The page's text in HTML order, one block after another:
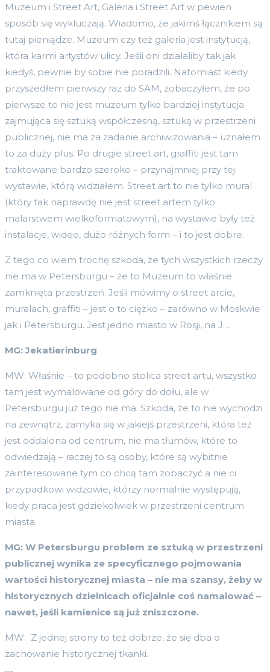
Muzeum i Street Art, Galeria i Street Art w pewien
sposób się wykluczają. Wiadomo, że jakimś łącznikiem są
tutaj pieniądze. Muzeum czy też galeria jest instytucją,
która karmi artystów ulicy. Jeśli oni działaliby tak jak
kiedyś, pewnie by sobie nie poradzili. Natomiast kiedy
przyszedłem pierwszy raz do SAM, zobaczyłem, że po
pierwsze to nie jest muzeum tylko bardziej instytucja
zajmująca się sztuką współczesną, sztuką w przestrzeni
publicznej, nie ma za zadanie archiwizowania – uznałem
to za duży plus. Po drugie street art, graffiti jest tam
traktowane bardzo szeroko – przynajmniej przy tej
wystawie, którą widziałem. Street art to nie tylko mural
(który tak naprawdę nie jest street artem tylko
malarstwem wielkoformatowym), na wystawie były też
instalacje, wideo, dużo różnych form – i to jest dobre.
Z tego co wiem trochę szkoda, że tych wszystkich rzeczy
nie ma w Petersburgu – że to Muzeum to właśnie
zamknięta przestrzeń. Jeśli mówimy o street arcie,
muralach, graffiti – jest o to ciężko – zarówno w Moskwie
jak i Petersburgu. Jest jedno miasto w Rosji, na J…
MG: Jekatierinburg
MW: Właśnie – to podobno stolica street artu, wszystko
tam jest wymalowane od góry do dołu, ale w
Petersburgu już tego nie ma. Szkoda, że to nie wychodzi
na zewnątrz, zamyka się w jakiejś przestrzeni, która też
jest oddalona od centrum, nie ma tłumów, które to
odwiedzają – raczej to są osoby, które są wybitnie
zainteresowane tym co chcą tam zobaczyć a nie ci
przypadkowi widzowie, którzy normalnie występują,
kiedy praca jest gdziekolwiek w przestrzeni centrum
miasta.
MG: W Petersburgu problem ze sztuką w przestrzeni
publicznej wynika ze specyficznego pojmowania
wartości historycznej miasta – nie ma szansy, żeby w
historycznych dzielnicach oficjalnie coś namalować –
nawet, jeśli kamienice są już zniszczone.
MW: Z jednej strony to też dobrze, że się dba o
zachowanie historycznej tkanki.